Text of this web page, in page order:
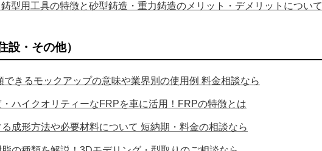
型用工具の特徴と砂型鋳造・重力鋳造のメリット・デメリットについて
設・その他）
できるモックアップの意味や業界別の使用例 料金相談なら
ハイクオリティーなFRPを車に活用！FRPの特徴とは
成形方法や必要材料について 短納期・料金の相談なら